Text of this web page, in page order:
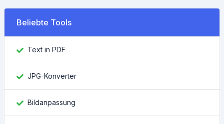
Beliebte Tools
Text in PDF
JPG-Konverter
Bildanpassung